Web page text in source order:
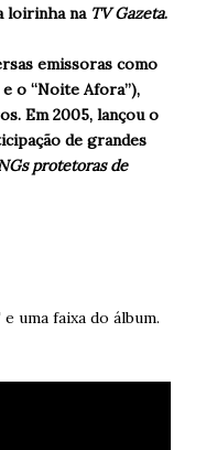
loirinha na TV Gazeta.
emissoras como
e o “Noite Afora”),
Em 2005, lançou o
de grandes
protetoras de
uma faixa do álbum.